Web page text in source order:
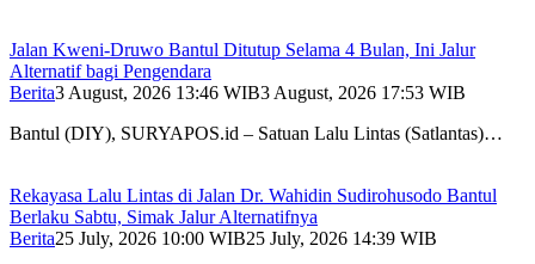
Jalan Kweni-Druwo Bantul Ditutup Selama 4 Bulan, Ini Jalur
Alternatif bagi Pengendara
Berita3 August, 2026 13:46 WIB3 August, 2026 17:53 WIB
Bantul (DIY), SURYAPOS.id – Satuan Lalu Lintas (Satlantas)…
Rekayasa Lalu Lintas di Jalan Dr. Wahidin Sudirohusodo Bantul
Berlaku Sabtu, Simak Jalur Alternatifnya
Berita25 July, 2026 10:00 WIB25 July, 2026 14:39 WIB